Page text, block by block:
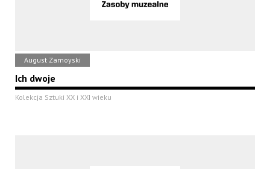
August Zamoyski
Ich dwoje
Kolekcja Sztuki XX i XXI wieku